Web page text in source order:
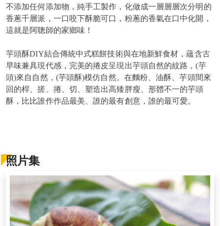
不添加任何添加物，純手工製作，化做成一層層層次分明的
香蔥千層派，一口咬下酥脆可口，粉蔥的香氣在口中化開，
這就是阿聰師的家鄉味！
芋頭酥DIY結合傳統中式糕餅技術與在地新鮮食材，蘊含古
早味兼具現代感，完美的捲皮呈現出芋頭自然的紋路，(芋
頭)來自自然，(芋頭酥)模仿自然。在麵粉、油酥、芋頭間來
回的桿、搓、捲、切、塑造出高矮胖瘦、形體不一的芋頭
酥，比比誰作作品最美、誰的最有創意，誰的最可愛。
照片集